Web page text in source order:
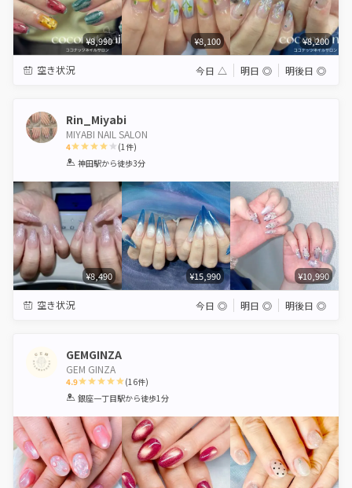
¥8,990 ¥8,100 ¥8,200
空き状況 今日 △ 明日 ◎ 明後日 ◎
Rin_Miyabi
MIYABI NAIL SALON
4
1 2 3 4 5
(1件)
神田駅から徒歩3分
¥8,490 ¥15,990 ¥10,990
空き状況 今日 ◎ 明日 ◎ 明後日 ◎
GEMGINZA
GEM GINZA
4.9
1 2 3 4 5
(16件)
銀座一丁目駅から徒歩1分